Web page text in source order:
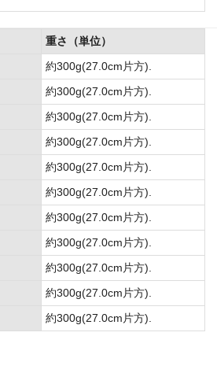
重さ（単位）
約300g(27.0cm片方).
約300g(27.0cm片方).
約300g(27.0cm片方).
約300g(27.0cm片方).
約300g(27.0cm片方).
約300g(27.0cm片方).
約300g(27.0cm片方).
約300g(27.0cm片方).
約300g(27.0cm片方).
約300g(27.0cm片方).
約300g(27.0cm片方).